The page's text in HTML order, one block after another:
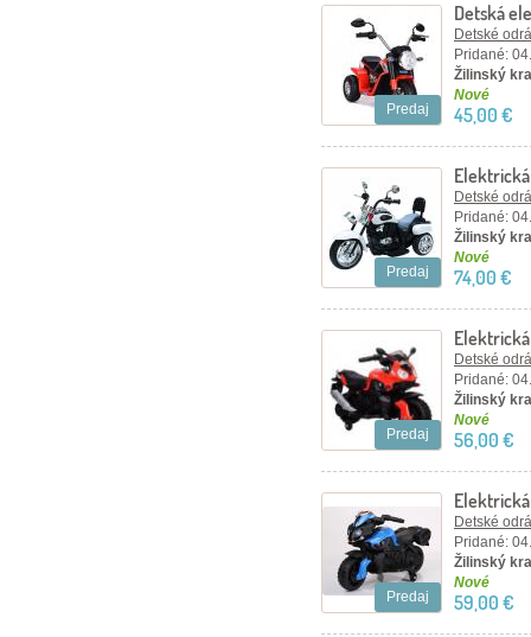
Predaj
Detská
Detské
Pridané:
Žilinský
Nové
45,00 €
Predaj
Detské
Pridané:
Žilinský
Nové
74,00 €
Predaj
Detské
Pridané:
Žilinský
Nové
56,00 €
Predaj
Detské
Pridané:
Žilinský
Nové
59,00 €